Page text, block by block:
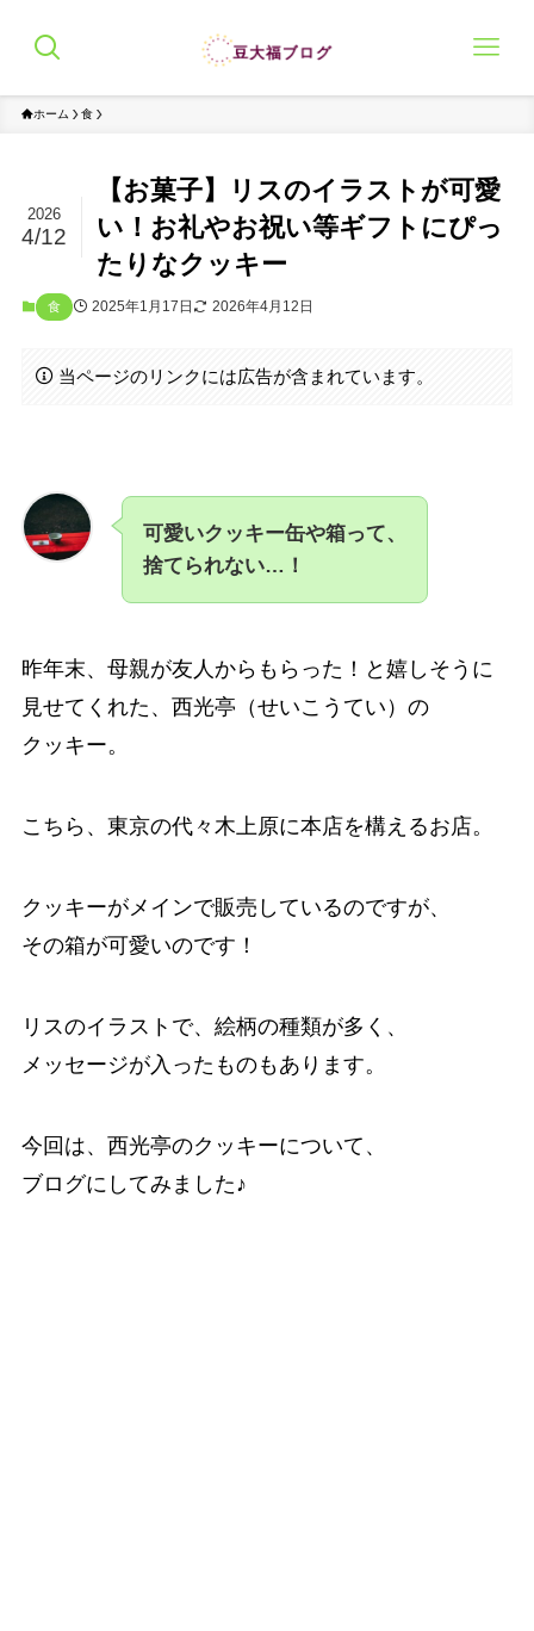
ホーム 食
【お菓子】リスのイラストが可愛
い！お礼やお祝い等ギフトにぴっ
たりなクッキー
2026
4/12
食 2025年1月17日 2026年4月12日
当ページのリンクには広告が含まれています。
可愛いクッキー缶や箱って、
捨てられない…！
昨年末、母親が友人からもらった！と嬉しそうに
見せてくれた、西光亭（せいこうてい）の
クッキー。
こちら、東京の代々木上原に本店を構えるお店。
クッキーがメインで販売しているのですが、
その箱が可愛いのです！
リスのイラストで、絵柄の種類が多く、
メッセージが入ったものもあります。
今回は、西光亭のクッキーについて、
ブログにしてみました♪